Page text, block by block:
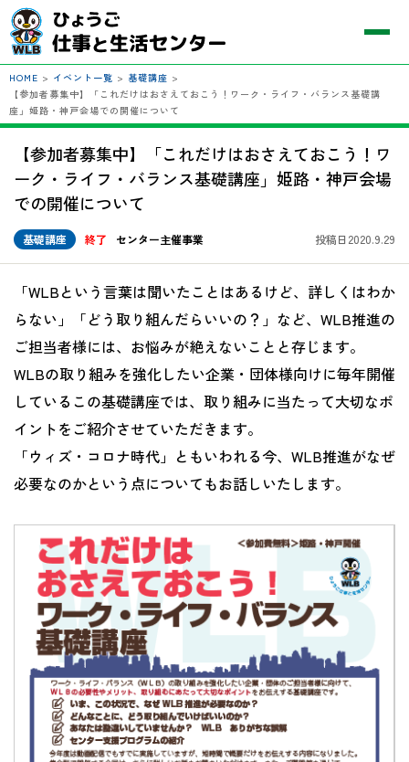
HOME > イベント一覧 > 基礎講座 >
【参加者募集中】「これだけはおさえておこう！ワーク・ライフ・バランス基礎講
座」姫路・神戸会場での開催について
【参加者募集中】「これだけはおさえておこう！ワ
ーク・ライフ・バランス基礎講座」姫路・神戸会場
での開催について
基礎講座 終了 センター主催事業 投稿日2020.9.29
「WLBという言葉は聞いたことはあるけど、詳しくはわか
らない」「どう取り組んだらいいの？」など、WLB推進の
ご担当者様には、お悩みが絶えないことと存じます。
WLBの取り組みを強化したい企業・団体様向けに毎年開催
しているこの基礎講座では、取り組みに当たって大切なポ
イントをご紹介させていただきます。
「ウィズ・コロナ時代」ともいわれる今、WLB推進がなぜ
必要なのかという点についてもお話しいたします。